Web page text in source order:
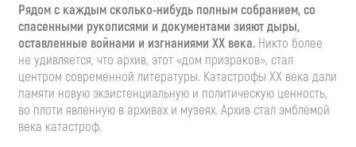
Рядом с каждым сколько-нибудь полным собранием, со
спасенными рукописями и документами зияют дыры,
оставленные войнами и изгнаниями XX века. Никто более
не удивляется, что архив, этот «дом призраков», стал
центром современной литературы. Катастрофы XX века дали
памяти новую экзистенциальную и политическую ценность,
во плоти явленную в архивах и музеях. Архив стал эмблемой
века катастроф.